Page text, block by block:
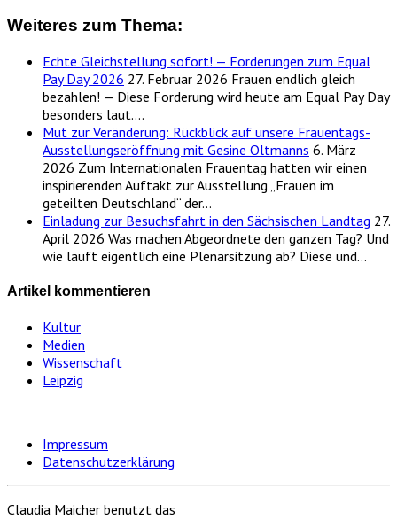
Weiteres zum Thema:
Echte Gleichstellung sofort! — Forderungen zum Equal
Pay Day 2026 27. Februar 2026 Frauen endlich gleich
bezahlen! — Diese Forderung wird heute am Equal Pay Day
besonders laut.…
Mut zur Veränderung: Rückblick auf unsere Frauentags-
Ausstellungseröffnung mit Gesine Oltmanns 6. März
2026 Zum Internationalen Frauentag hatten wir einen
inspirierenden Auftakt zur Ausstellung „Frauen im
geteilten Deutschland“ der…
Einladung zur Besuchsfahrt in den Sächsischen Landtag 27.
April 2026 Was machen Abgeordnete den ganzen Tag? Und
wie läuft eigentlich eine Plenarsitzung ab? Diese und…
Artikel kommentieren
Kultur
Medien
Wissenschaft
Leipzig
Impressum
Datenschutzerklärung
Claudia Maicher benutzt das